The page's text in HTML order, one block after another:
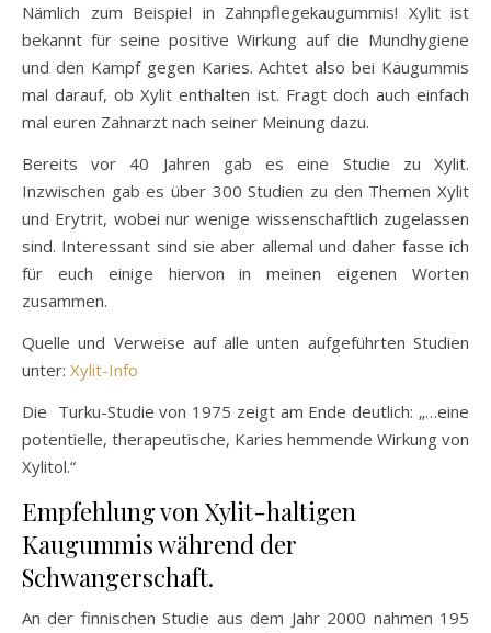
Nämlich zum Beispiel in Zahnpflegekaugummis! Xylit ist
bekannt für seine positive Wirkung auf die Mundhygiene
und den Kampf gegen Karies. Achtet also bei Kaugummis
mal darauf, ob Xylit enthalten ist. Fragt doch auch einfach
mal euren Zahnarzt nach seiner Meinung dazu.
Bereits vor 40 Jahren gab es eine Studie zu Xylit.
Inzwischen gab es über 300 Studien zu den Themen Xylit
und Erytrit, wobei nur wenige wissenschaftlich zugelassen
sind. Interessant sind sie aber allemal und daher fasse ich
für euch einige hiervon in meinen eigenen Worten
zusammen.
Quelle und Verweise auf alle unten aufgeführten Studien
unter: Xylit-Info
Die Turku-Studie von 1975 zeigt am Ende deutlich: „…eine
potentielle, therapeutische, Karies hemmende Wirkung von
Xylitol.“
Empfehlung von Xylit-haltigen
Kaugummis während der
Schwangerschaft.
An der finnischen Studie aus dem Jahr 2000 nahmen 195